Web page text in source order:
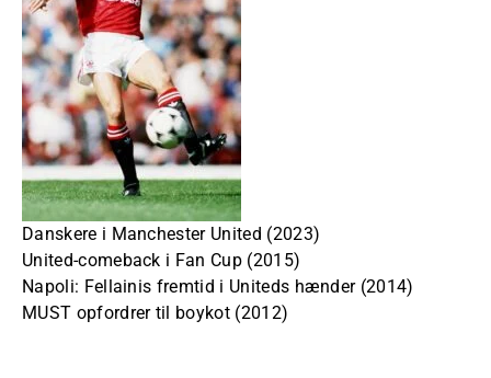
Danskere i Manchester United (2023)
United-comeback i Fan Cup (2015)
Napoli: Fellainis fremtid i Uniteds hænder (2014)
MUST opfordrer til boykot (2012)